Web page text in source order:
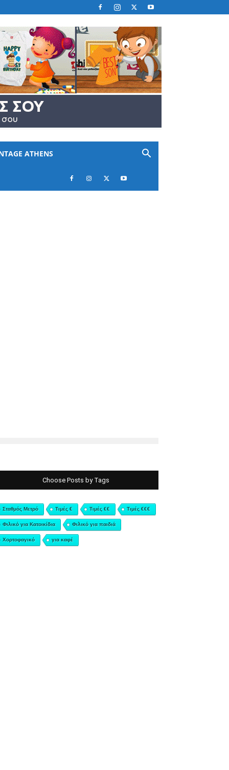
ATHENS
Choose Posts by Tags
Σταθμός Μετρό Τιμές € Τιμές €€ Τιμές €€€
Φιλικό για Κατοικίδια Φιλικό για παιδιά
Χορτοφαγικό για καφέ